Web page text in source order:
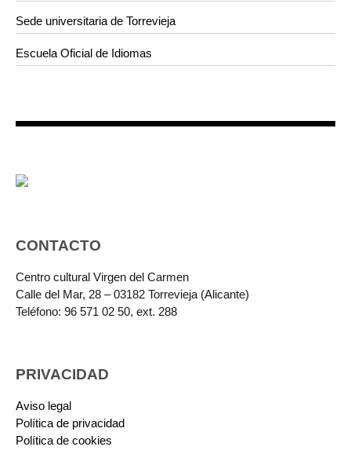
Sede universitaria de Torrevieja
Escuela Oficial de Idiomas
CONTACTO
Centro cultural Virgen del Carmen
Calle del Mar, 28 – 03182 Torrevieja (Alicante)
Teléfono: 96 571 02 50, ext. 288
PRIVACIDAD
Aviso legal
Política de privacidad
Política de cookies